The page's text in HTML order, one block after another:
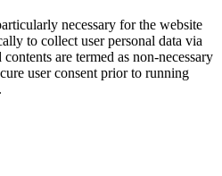
necessary for the website
to collect user personal data via
are termed as non-necessary
user consent prior to running